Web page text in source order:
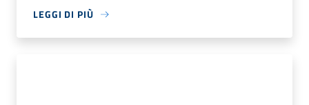
LEGGI DI PIÙ